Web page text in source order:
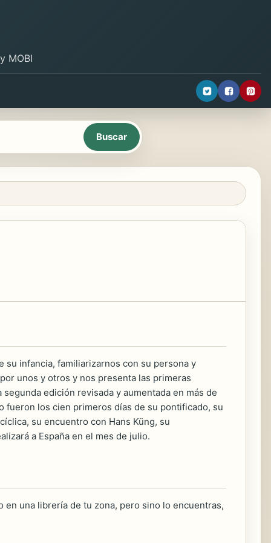
MOBI
su infancia, familiarizarnos con su persona y
unos y otros y nos presenta las primeras
edición revisada y aumentada en más de
fueron los cien primeros días de su pontificado, su
su encuentro con Hans Küng, su
a España en el mes de julio.
una librería de tu zona, pero sino lo encuentras,